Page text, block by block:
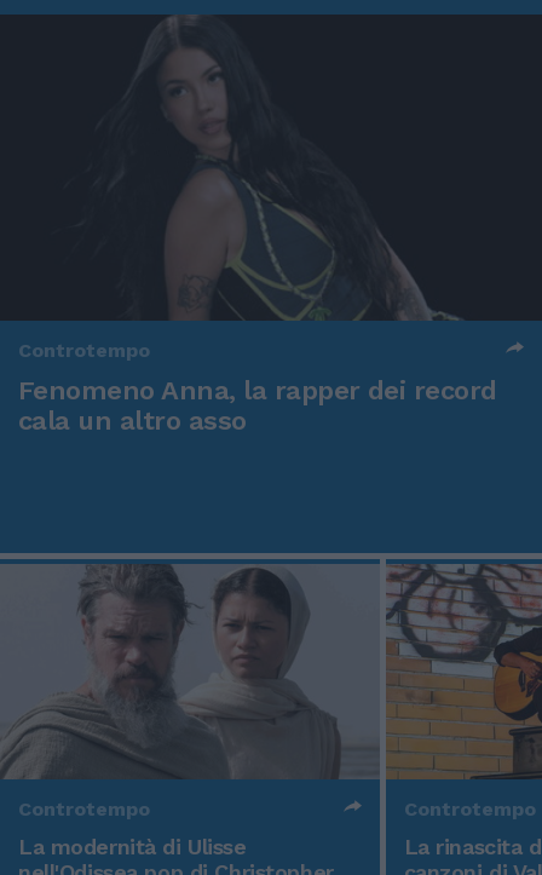
Controtempo
Fenomeno Anna, la rapper dei record
cala un altro asso
Controtempo
La modernità di Ulisse
Controtempo
La rinascita